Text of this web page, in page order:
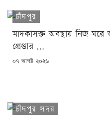
চাঁদপুর
মাদকাসক্ত অবস্থায় নিজ
গ্রেপ্তার ...
POSTED
০৭ আগষ্ট ২০২৬
চাঁদপুর সদর